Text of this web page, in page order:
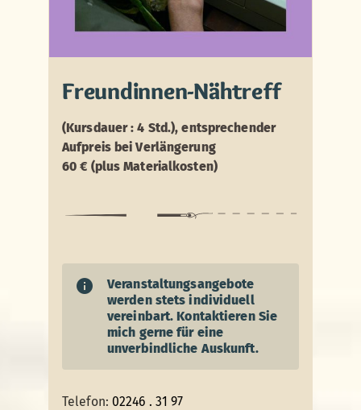
Freundinnen-Nähtreff
(Kursdauer : 4 Std.), entsprechender
Aufpreis bei Verlängerung
60 € (plus Materialkosten)
Veranstaltungsangebote
werden stets individuell
vereinbart. Kontaktieren Sie
mich gerne für eine
unverbindliche Auskunft.
Telefon:02246 . 31 97